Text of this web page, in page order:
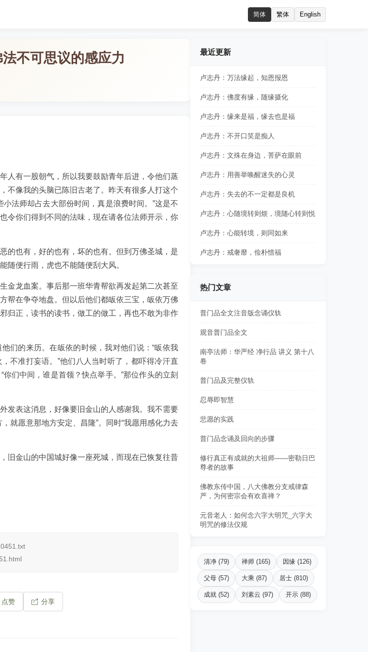
简体 繁体 English
不可思议的感应力
人有一股朝气，所以我要鼓励青年后进，令他们蒸
不像我的头脑已陈旧古老了。昨天有很多人打这个
法师却占去大部份时间，真是浪费时间。”这是不
令你们得到不同的法味，现在请各位法师开示，你
的也有，好的也有，坏的也有。但到万佛圣城，是
随便行雨，虎也不能随便刮大风。
金龙血案。事后那一班华青帮欲再发起第二次甚至
帮在争夺地盘。但以后他们都皈依三宝，皈依万佛
归正，读书的读书，做工的做工，再也不敢为非作
们的来历。在皈依的时候，我对他们说：“皈依我
不准打妄语。”他们八人当时听了，都吓得冷汗直
们中间，谁是首领？快点举手。”那位作头的立刻
发表这消息，好像要旧金山的人感谢我。我不需要
就愿意那地方安定、昌隆”。同时“我愿用感化力去
旧金山的中国城好像一座死城，而现在已恢复往昔
点赞 分享
最近更新
卢志丹：万法缘起，知恩报恩
卢志丹：佛度有缘，随缘摄化
卢志丹：缘来是福，缘去也是福
卢志丹：不开口笑是痴人
卢志丹：文殊在身边，菩萨在眼前
卢志丹：用善举唤醒迷失的心灵
卢志丹：失去的不一定都是良机
卢志丹：心随境转则烦，境随心转则悦
卢志丹：心能转境，则同如来
卢志丹：戒奢靡，俭朴惜福
热门文章
普门品全文注音版念诵仪轨
观音普门品全文
南亭法师：华严经 净行品 讲义 第十八
卷
普门品及完整仪轨
忍辱即智慧
悲愿的实践
普门品念诵及回向的步骤
修行真正有成就的大祖师——密勒日巴
尊者的故事
佛教东传中国，八大佛教分支戒律森
严，为何密宗会有欢喜禅？
元音老人：如何念六字大明咒_六字大
明咒的修法仪规
清净 (79) 禅师 (165) 因缘 (126)
父母 (57) 大乘 (87) 居士 (810)
成就 (52) 刘素云 (97) 开示 (88)